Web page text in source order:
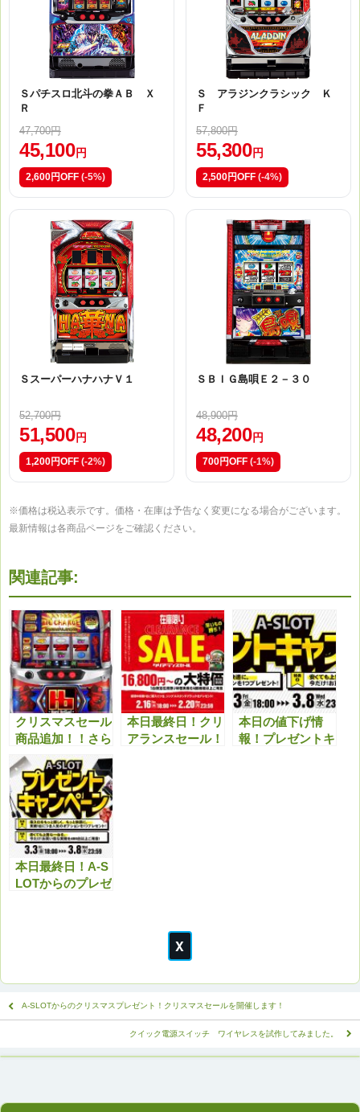
Ｓパチスロ北斗の拳ＡＢ Ｘ
Ｒ
47,700円
45,100 円
2,600円OFF (-5%)
Ｓ アラジンクラシック Ｋ
Ｆ
57,800円
55,300 円
2,500円OFF (-4%)
ＳスーパーハナハナＶ１
52,700円
51,500 円
1,200円OFF (-2%)
ＳＢＩＧ島唄Ｅ２－３０
48,900円
48,200 円
700円OFF (-1%)
※価格は税込表示です。価格・在庫は予告なく変更になる場合がございます。
最新情報は各商品ページをご確認ください。
関連記事:
クリスマスセール
商品追加！！さら
に最新機種も多数
値下げしまし
た！！今アツいで
す！！
本日最終日！クリ
アランスセール！
本日の値下げ情
報！プレゼントキ
本日最終日！A-S
LOTからのプレゼ
A-SLOTからのクリスマスプレゼント！クリスマスセールを開催します！
クイック電源スイッチ ワイヤレスを試作してみました。